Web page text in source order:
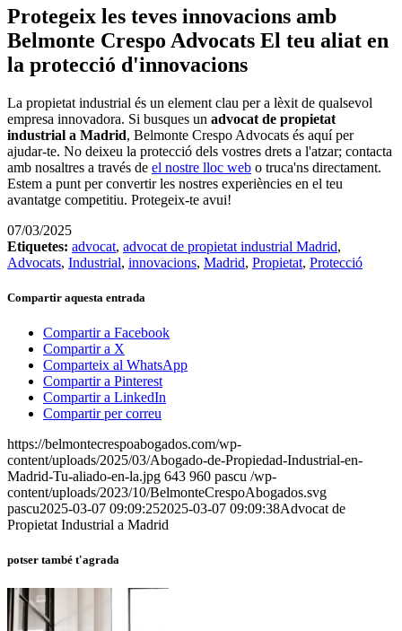
Protegeix les teves innovacions amb
Belmonte Crespo Advocats El teu aliat en
la protecció d'innovacions
La propietat industrial és un element clau per a lèxit de qualsevol
empresa innovadora. Si busques un advocat de propietat
industrial a Madrid, Belmonte Crespo Advocats és aquí per
ajudar-te. No deixeu la protecció dels vostres drets a l'atzar; contacta
amb nosaltres a través de el nostre lloc web o truca'ns directament.
Estem a punt per convertir les nostres experiències en el teu
avantatge competitiu. Protegeix-te avui!
07/03/2025
Etiquetes: advocat, advocat de propietat industrial Madrid,
Advocats, Industrial, innovacions, Madrid, Propietat, Protecció
Compartir aquesta entrada
Compartir a Facebook
Compartir a X
Comparteix al WhatsApp
Compartir a Pinterest
Compartir a LinkedIn
Compartir per correu
https://belmontecrespoabogados.com/wp-
content/uploads/2025/03/Abogado-de-Propiedad-Industrial-en-
Madrid-Tu-aliado-en-la.jpg 643 960 pascu /wp-
content/uploads/2023/10/BelmonteCrespoAbogados.svg
pascu2025-03-07 09:09:252025-03-07 09:09:38Advocat de
Propietat Industrial a Madrid
potser també t'agrada